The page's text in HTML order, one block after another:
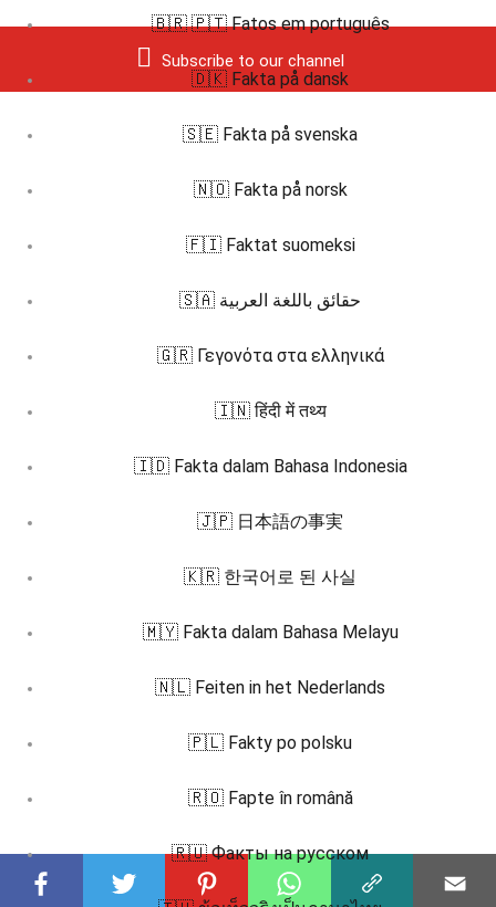
Subscribe to our channel
🇧🇷 🇵🇹 Fatos em português
🇩🇰 Fakta på dansk
🇸🇪 Fakta på svenska
🇳🇴 Fakta på norsk
🇫🇮 Faktat suomeksi
🇸🇦 حقائق باللغة العربية
🇬🇷 Γεγονότα στα ελληνικά
🇮🇳 हिंदी में तथ्य
🇮🇩 Fakta dalam Bahasa Indonesia
🇯🇵 日本語の事実
🇰🇷 한국어로 된 사실
🇲🇾 Fakta dalam Bahasa Melayu
🇳🇱 Feiten in het Nederlands
🇵🇱 Fakty po polsku
🇷🇴 Fapte în română
🇷🇺 Факты на русском